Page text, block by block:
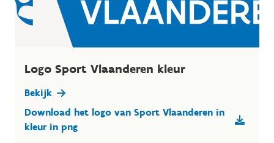
Logo Sport Vlaanderen kleur
Bekijk
Download het logo van Sport Vlaanderen in
kleur in png